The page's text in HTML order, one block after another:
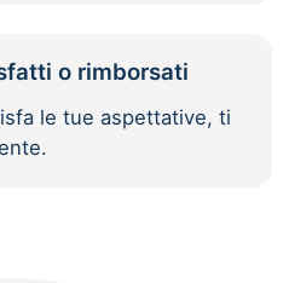
o rimborsati
le tue aspettative, ti